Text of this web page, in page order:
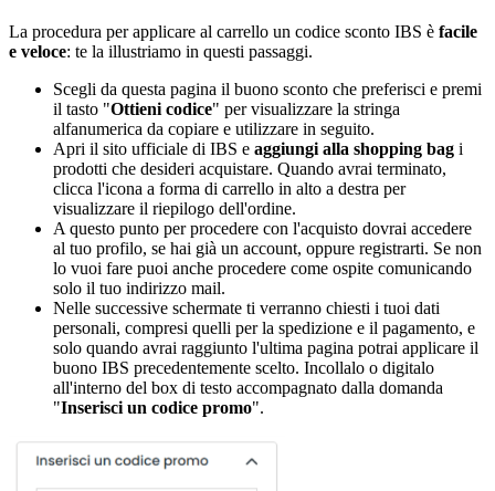
La procedura per applicare al carrello un codice sconto IBS è facile
e veloce: te la illustriamo in questi passaggi.
Scegli da questa pagina il buono sconto che preferisci e premi
il tasto "Ottieni codice" per visualizzare la stringa
alfanumerica da copiare e utilizzare in seguito.
Apri il sito ufficiale di IBS e aggiungi alla shopping bag i
prodotti che desideri acquistare. Quando avrai terminato,
clicca l'icona a forma di carrello in alto a destra per
visualizzare il riepilogo dell'ordine.
A questo punto per procedere con l'acquisto dovrai accedere
al tuo profilo, se hai già un account, oppure registrarti. Se non
lo vuoi fare puoi anche procedere come ospite comunicando
solo il tuo indirizzo mail.
Nelle successive schermate ti verranno chiesti i tuoi dati
personali, compresi quelli per la spedizione e il pagamento, e
solo quando avrai raggiunto l'ultima pagina potrai applicare il
buono IBS precedentemente scelto. Incollalo o digitalo
all'interno del box di testo accompagnato dalla domanda
"Inserisci un codice promo".